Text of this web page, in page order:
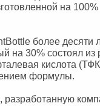
на 100%
более десяти
на 30% состоял из
кислота
формулы.
разработанную